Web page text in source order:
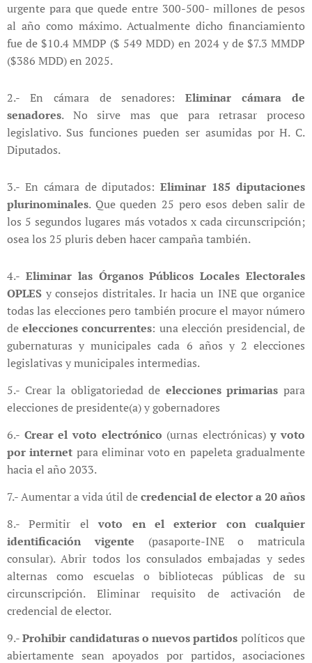
urgente para que quede entre 300-500- millones de pesos
al año como máximo. Actualmente dicho financiamiento
fue de $10.4 MMDP ($ 549 MDD) en 2024 y de $7.3 MMDP
($386 MDD) en 2025.
2.- En cámara de senadores:Eliminar cámara de
senadores. No sirve mas que para retrasar proceso
legislativo. Sus funciones pueden ser asumidas por H. C.
Diputados.
3.- En cámara de diputados:Eliminar 185 diputaciones
plurinominales. Que queden 25 pero esos deben salir de
los 5 segundos lugares más votados x cada circunscripción;
osea los 25 pluris deben hacer campaña también.
4.- Eliminar las Órganos Públicos Locales Electorales
OPLES y consejos distritales. Ir hacia un INE que organice
todas las elecciones pero también procure el mayor número
deelecciones concurrentes: una elección presidencial, de
gubernaturas y municipales cada 6 años y 2 elecciones
legislativas y municipales intermedias.
5.- Crear la obligatoriedad de elecciones primarias para
elecciones de presidente(a) y gobernadores
6.- Crear el voto electrónico (urnas electrónicas)y voto
por internet para eliminar voto en papeleta gradualmente
hacia el año 2033.
7.- Aumentar a vida útil decredencial de elector a 20 años
8.- Permitir elvoto en el exterior con cualquier
identificación vigente (pasaporte-INE o matricula
consular). Abrir todos los consulados embajadas y sedes
alternas como escuelas o bibliotecas públicas de su
circunscripción. Eliminar requisito de activación de
credencial de elector.
9.-Prohibir candidaturas o nuevos partidos políticos que
abiertamente sean apoyados por partidos, asociaciones